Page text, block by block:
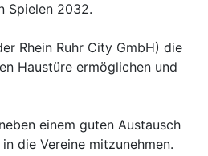
Spielen 2032.
Rhein Ruhr City GmbH) die
Haustüre ermöglichen und
einem guten Austausch
die Vereine mitzunehmen.